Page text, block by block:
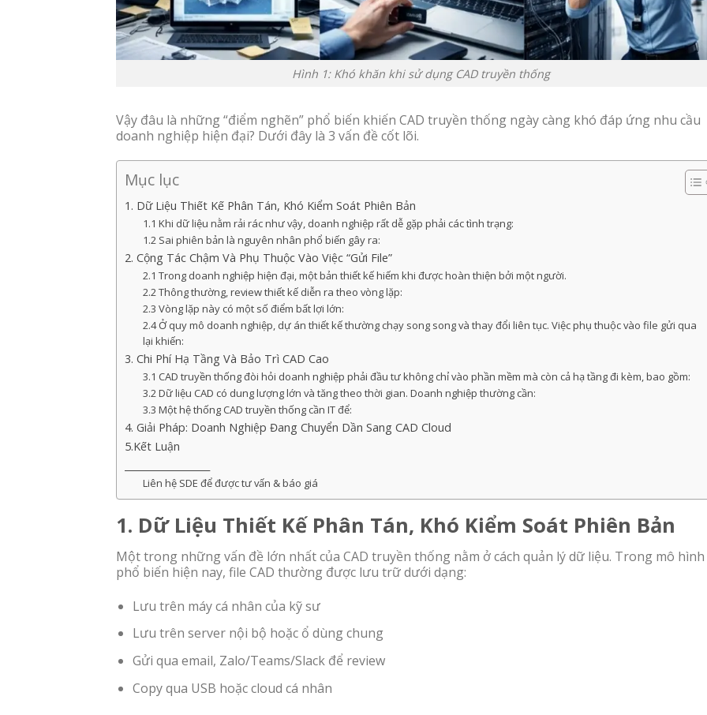
Hình 1: Khó khăn khi sử dụng CAD truyền thống
Vậy đâu là những “điểm nghẽn” phổ biến khiến CAD truyền thống ngày càng khó đáp ứng nhu cầu
doanh nghiệp hiện đại? Dưới đây là 3 vấn đề cốt lõi.
Mục lục
1. Dữ Liệu Thiết Kế Phân Tán, Khó Kiểm Soát Phiên Bản
1.1 Khi dữ liệu nằm rải rác như vậy, doanh nghiệp rất dễ gặp phải các tình trạng:
1.2 Sai phiên bản là nguyên nhân phổ biến gây ra:
2. Cộng Tác Chậm Và Phụ Thuộc Vào Việc “Gửi File”
2.1 Trong doanh nghiệp hiện đại, một bản thiết kế hiếm khi được hoàn thiện bởi một người.
2.2 Thông thường, review thiết kế diễn ra theo vòng lặp:
2.3 Vòng lặp này có một số điểm bất lợi lớn:
2.4 Ở quy mô doanh nghiệp, dự án thiết kế thường chạy song song và thay đổi liên tục. Việc phụ thuộc vào file gửi qua
lại khiến:
3. Chi Phí Hạ Tầng Và Bảo Trì CAD Cao
3.1 CAD truyền thống đòi hỏi doanh nghiệp phải đầu tư không chỉ vào phần mềm mà còn cả hạ tầng đi kèm, bao gồm:
3.2 Dữ liệu CAD có dung lượng lớn và tăng theo thời gian. Doanh nghiệp thường cần:
3.3 Một hệ thống CAD truyền thống cần IT để:
4. Giải Pháp: Doanh Nghiệp Đang Chuyển Dần Sang CAD Cloud
5.Kết Luận
Liên hệ SDE để được tư vấn & báo giá
1. Dữ Liệu Thiết Kế Phân Tán, Khó Kiểm Soát Phiên Bản
Một trong những vấn đề lớn nhất của CAD truyền thống nằm ở cách quản lý dữ liệu. Trong mô hình
phổ biến hiện nay, file CAD thường được lưu trữ dưới dạng:
Lưu trên máy cá nhân của kỹ sư
Lưu trên server nội bộ hoặc ổ dùng chung
Gửi qua email, Zalo/Teams/Slack để review
Copy qua USB hoặc cloud cá nhân